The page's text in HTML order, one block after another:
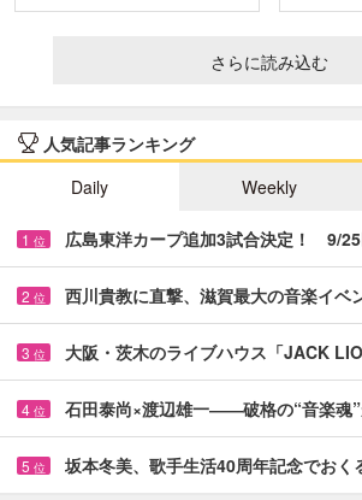
＆…
と…
さらに読み込む
人気記事ランキング
Daily
Weekly
1 位 広島東洋カープ追加3試合決定！ 9/
2 位 西川貴教に直撃、滋賀最大の音楽イ
3 位 大阪・茨木のライブハウス「JACK
4 位 石田泰尚×渡辺雄一――破格の“音楽
5 位 坂本冬美、歌手生活40周年記念でお